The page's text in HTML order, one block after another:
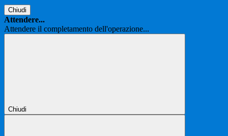
Chiudi
Attendere...
Attendere il completamento dell'operazione...
Chiudi